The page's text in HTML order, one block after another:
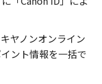
ヤノンオンライン
ント情報を一括で